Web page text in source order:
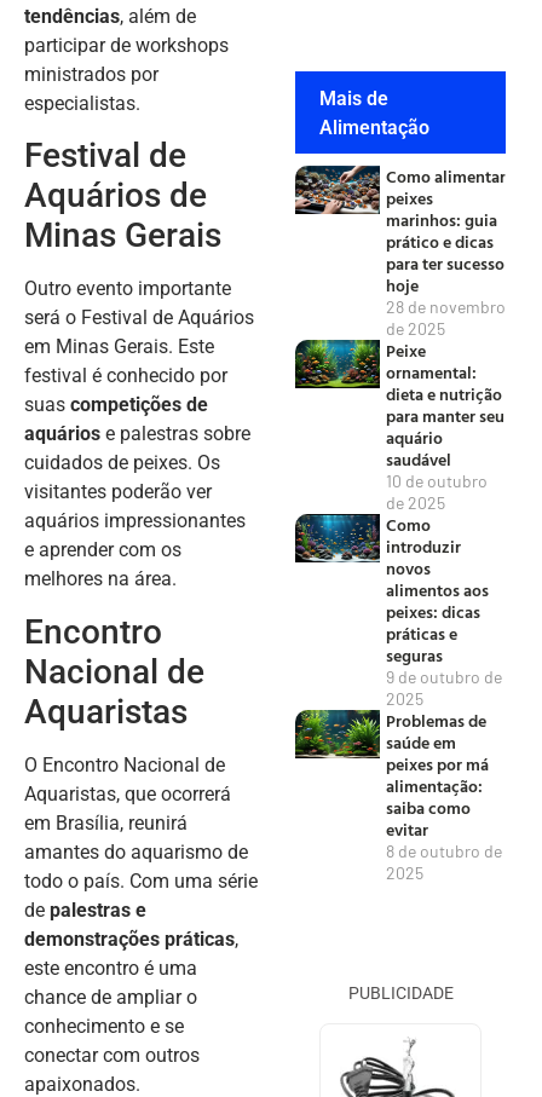
tendências, além de
participar de workshops
ministrados por
especialistas.
Festival de
Aquários de
Minas Gerais
Outro evento importante
será o Festival de Aquários
em Minas Gerais. Este
festival é conhecido por
suas competições de
aquários e palestras sobre
cuidados de peixes. Os
visitantes poderão ver
aquários impressionantes
e aprender com os
melhores na área.
Encontro
Nacional de
Aquaristas
O Encontro Nacional de
Aquaristas, que ocorrerá
em Brasília, reunirá
amantes do aquarismo de
todo o país. Com uma série
de palestras e
demonstrações práticas,
este encontro é uma
chance de ampliar o
conhecimento e se
conectar com outros
apaixonados.
Mais de
Alimentação
Como alimentar
peixes
marinhos: guia
prático e dicas
para ter sucesso
hoje
28 de novembro
de 2025
Peixe
ornamental:
dieta e nutrição
para manter seu
aquário
saudável
10 de outubro
de 2025
Como
introduzir
novos
alimentos aos
peixes: dicas
práticas e
seguras
9 de outubro de
2025
Problemas de
saúde em
peixes por má
alimentação:
saiba como
evitar
8 de outubro de
2025
PUBLICIDADE